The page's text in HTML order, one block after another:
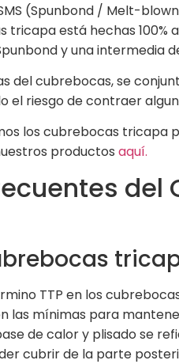
(Spunbond / Melt-
tricapa está hechas
y una
del cubrebocas, se
el riesgo de contraer
los cubrebocas tricapa
productos aquí.
TTP en los
las mínimas para
de calor y plisado se
cubrir de la parte